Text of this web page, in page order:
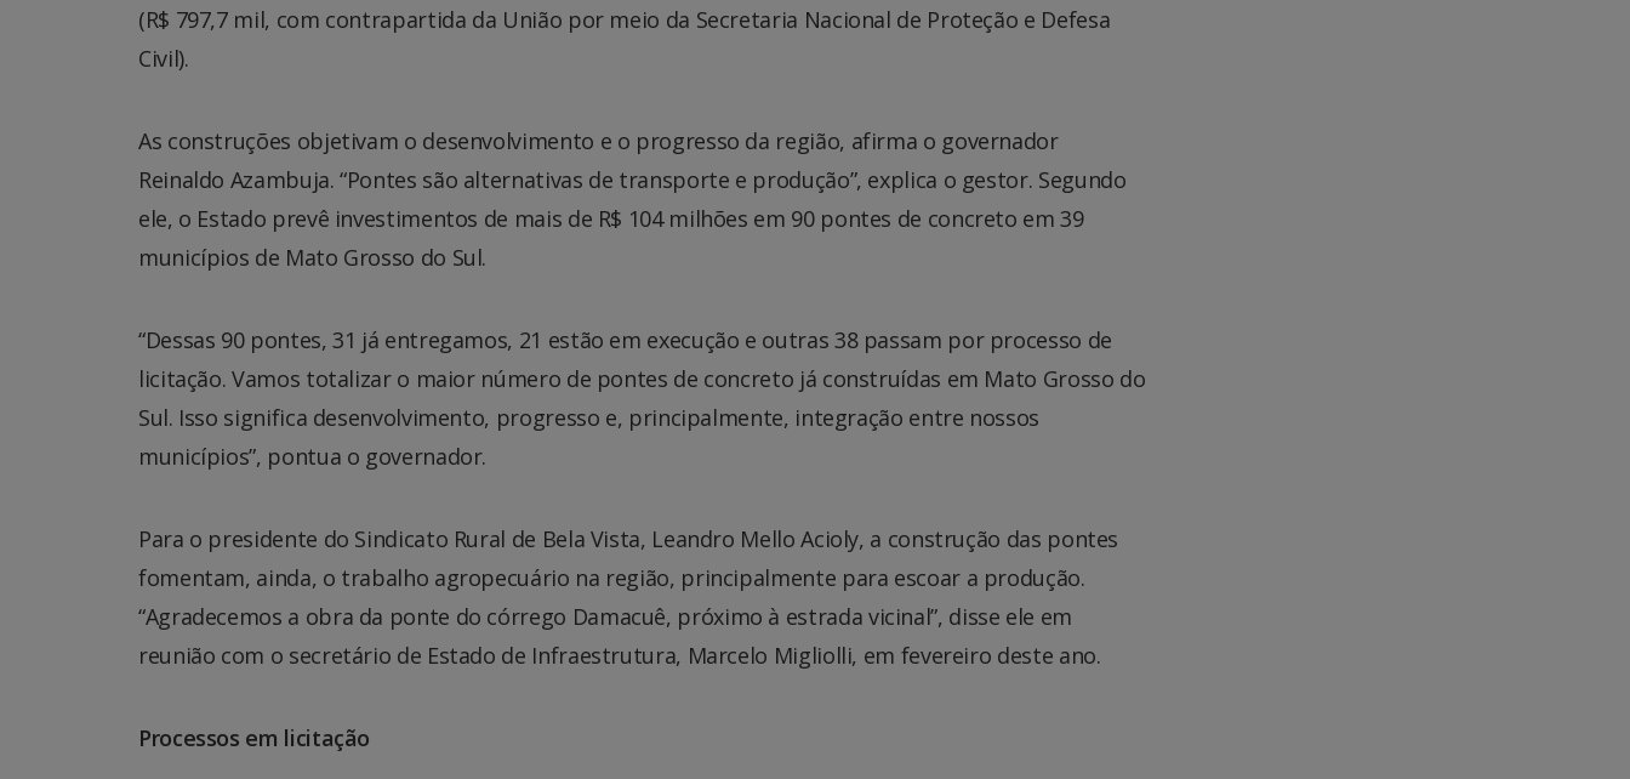
(R$ 797,7 mil, com contrapartida da União por meio da Secretaria Nacional de Proteção e Defesa
Civil).
As construções objetivam o desenvolvimento e o progresso da região, afirma o governador
Reinaldo Azambuja. “Pontes são alternativas de transporte e produção”, explica o gestor. Segundo
ele, o Estado prevê investimentos de mais de R$ 104 milhões em 90 pontes de concreto em 39
municípios de Mato Grosso do Sul.
“Dessas 90 pontes, 31 já entregamos, 21 estão em execução e outras 38 passam por processo de
licitação. Vamos totalizar o maior número de pontes de concreto já construídas em Mato Grosso do
Sul. Isso significa desenvolvimento, progresso e, principalmente, integração entre nossos
municípios”, pontua o governador.
Para o presidente do Sindicato Rural de Bela Vista, Leandro Mello Acioly, a construção das pontes
fomentam, ainda, o trabalho agropecuário na região, principalmente para escoar a produção.
“Agradecemos a obra da ponte do córrego Damacuê, próximo à estrada vicinal”, disse ele em
reunião com o secretário de Estado de Infraestrutura, Marcelo Migliolli, em fevereiro deste ano.
Processos em licitação